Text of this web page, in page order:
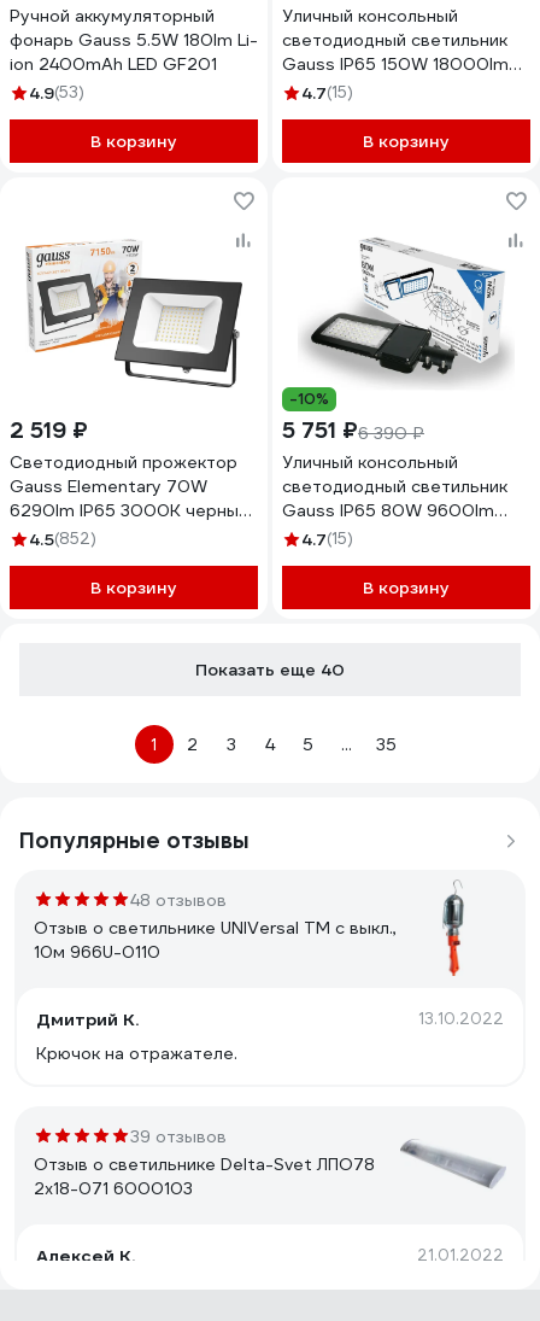
Ручной аккумуляторный
фонарь Gauss 5.5W 180lm Li-
ion 2400mAh LED GF201
4.9(53)
В корзину
Уличный консольный
светодиодный светильник
Gauss IP65 150W 18000lm
5000K КСС "Ш" 629535315
4.7(15)
В корзину
2 519 ₽
Светодиодный прожектор
Gauss Elementary 70W
6290lm IP65 3000К черный
613527170
4.5(852)
В корзину
-10%
5 751 ₽6 390 ₽
Уличный консольный
светодиодный светильник
Gauss IP65 80W 9600lm
5000K КСС "Ш" 629535380
4.7(15)
В корзину
Показать еще 40
1 2 3 4 5 ... 35
Популярные отзывы
48 отзывов
Отзыв о светильнике UNIVersal ТМ c выкл.,
10м 966U-0110
Дмитрий К. 13.10.2022
Крючок на отражателе.
39 отзывов
Отзыв о светильнике Delta-Svet ЛПО78
2х18-071 6000103
Алексей К. 21.01.2022
Хорошо собран. Нет бестолковых боковых